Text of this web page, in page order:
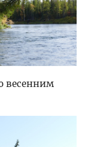
весенним